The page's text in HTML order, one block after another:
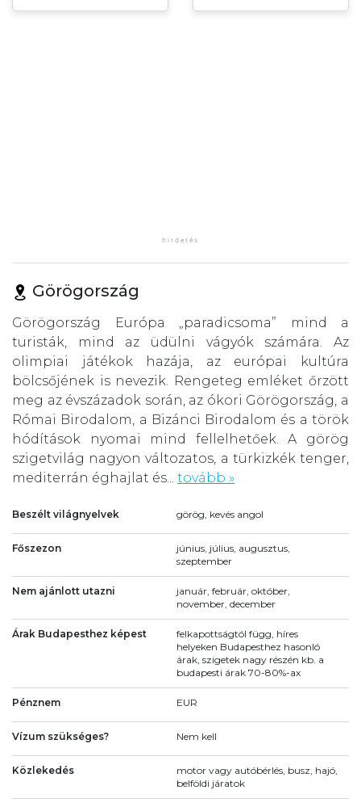
Görögország
Görögország Európa „paradicsoma” mind a
turisták, mind az üdülni vágyók számára. Az
olimpiai játékok hazája, az európai kultúra
bölcsőjének is nevezik. Rengeteg emléket őrzött
meg az évszázadok során, az ókori Görögország, a
Római Birodalom, a Bizánci Birodalom és a török
hódítások nyomai mind fellelhetőek. A görög
szigetvilág nagyon változatos, a türkizkék tenger,
mediterrán éghajlat és... tovább »
Beszélt világnyelvek görög, kevés angol
Főszezon
június, július, augusztus,
szeptember
Nem ajánlott utazni
január, február, október,
november, december
Árak Budapesthez képest
felkapottságtól függ, híres
helyeken Budapesthez hasonló
árak, szigetek nagy részén kb. a
budapesti árak 70-80%-ax
Pénznem EUR
Vízum szükséges? Nem kell
Közlekedés
motor vagy autóbérlés, busz, hajó,
belföldi járatok